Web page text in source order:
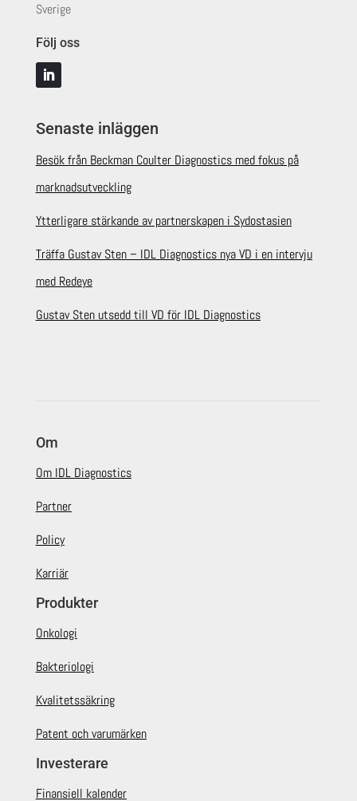
Sverige
Följ oss
Senaste inläggen
Besök från Beckman Coulter Diagnostics med fokus på
marknadsutveckling
Ytterligare stärkande av partnerskapen i Sydostasien
Träffa Gustav Sten – IDL Diagnostics nya VD i en intervju
med Redeye
Gustav Sten utsedd till VD för IDL Diagnostics
Om
Om IDL Diagnostics
Partner
Policy
Karriär
Produkter
Onkologi
Bakteriologi
Kvalitetssäkring
Patent och varumärken
Investerare
Finansiell kalender